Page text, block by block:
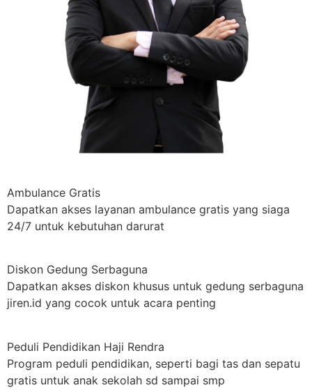
Ambulance Gratis
Dapatkan akses layanan ambulance gratis yang siaga
24/7 untuk kebutuhan darurat
Diskon Gedung Serbaguna
Dapatkan akses diskon khusus untuk gedung serbaguna
jiren.id yang cocok untuk acara penting
Peduli Pendidikan Haji Rendra
Program peduli pendidikan, seperti bagi tas dan sepatu
gratis untuk anak sekolah sd sampai smp